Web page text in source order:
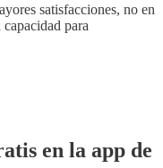
satisfacciones, no en
para
en la app de